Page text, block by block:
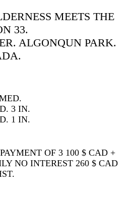
MEETS THE
33.
ALGONQUN PARK.
3 IN.
1 IN.
OF 3 100 $ CAD +
NO INTEREST 260 $ CAD